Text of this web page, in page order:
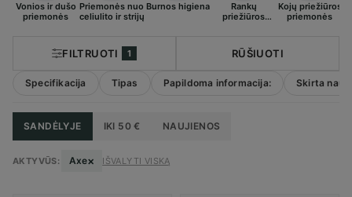
Vonios ir dušo
priemonės
Priemonės nuo
celiulito ir strijų
Burnos higiena
Rankų
priežiūros
Kojų priežiūros
priemonės
FILTRUOTI 1
Specifikacija Tipas Papildoma informacija: Skirta
RŪŠIUOTI
SANDĖLYJE IKI 50 € NAUJIENOS
AKTYVŪS: Axe× IŠVALYTI VISKĄ